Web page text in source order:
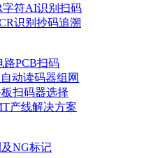
字符AI识别扫码
识别抄码追溯
路PCB扫码
动读码器组网
扫码器选择
产线解决方案
NG标记